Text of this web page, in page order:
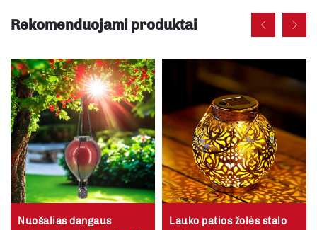
Rekomenduojami produktai
Nuošalias dangaus
Lauko patios žolės stalo